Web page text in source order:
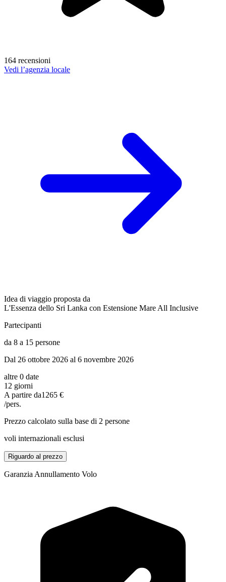
164 recensioni
Vedi l’agenzia locale
Idea di viaggio proposta da
L'Essenza dello Sri Lanka con Estensione Mare All Inclusive
Partecipanti
da 8 a 15 persone
Dal 26 ottobre 2026 al 6 novembre 2026
altre 0 date
12 giorni
A partire da1265 €
/pers.
Prezzo calcolato sulla base di 2 persone
voli internazionali esclusi
Riguardo al prezzo
Garanzia Annullamento Volo